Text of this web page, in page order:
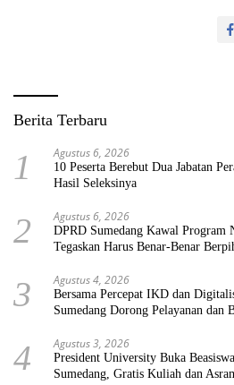
Berita Terbaru
1 Agustus 6, 2026
10 Peserta Berebut Dua Jabatan
Hasil Seleksinya
2 Agustus 6, 2026
DPRD Sumedang Kawal Program
Tegaskan Harus Benar-Benar
3 Agustus 4, 2026
Bersama Percepat IKD dan
Sumedang Dorong Pelayanan dan
4 Agustus 3, 2026
President University Buka
Sumedang, Gratis Kuliah dan